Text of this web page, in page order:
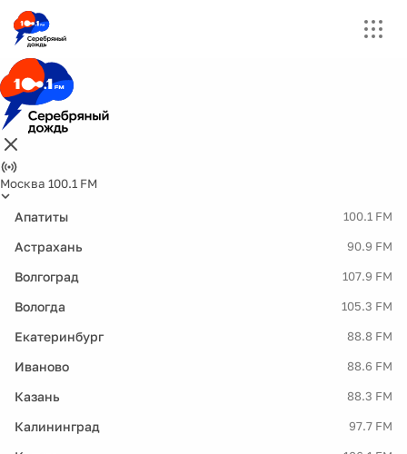
Москва 100.1 FM
Апатиты 100.1 FM
Астрахань 90.9 FM
Волгоград 107.9 FM
Вологда 105.3 FM
Екатеринбург 88.8 FM
Иваново 88.6 FM
Казань 88.3 FM
Калининград 97.7 FM